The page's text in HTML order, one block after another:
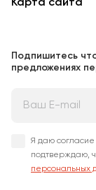
Карта сайта
Подпишитесь
предложениях
Я даю
подтверждаю,
персональных